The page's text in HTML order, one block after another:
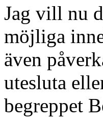
Jag vill nu
möjliga
även
utesluta
begreppet